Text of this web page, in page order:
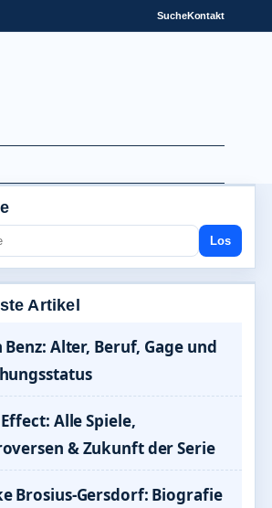
SucheKontakt
Los
Artikel
Benz: Alter, Beruf, Gage und
Alle Spiele,
& Zukunft der Serie
Brosius-Gersdorf: Biografie